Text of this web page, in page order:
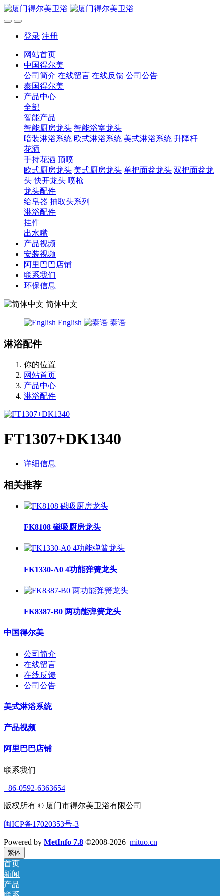
登录 注册
网站首页
中国得尔美
公司简介 在线留言 在线反馈 公司公告
泰国得尔美
产品中心
全部
智能产品
智能厨房龙头 智能浴室龙头
暗装淋浴系统 欧式淋浴系统 美式淋浴系统 升降杆
花洒
手持花洒 顶喷
欧式厨房龙头 美式厨房龙头 单把面盆龙头 双把面盆龙
头 快开龙头 喷枪
龙头配件
给皂器 抽取头系列
淋浴配件
挂件
出水嘴
产品视频
安装视频
阿里巴巴店铺
联系我们
环保信息
简体中文
English 泰语
淋浴配件
你的位置
网站首页
产品中心
淋浴配件
FT1307+DK1340
详细信息
相关推荐
FK8108 磁吸厨房龙头
FK1330-A0 4功能弹簧龙头
FK8387-B0 两功能弹簧龙头
中国得尔美
公司简介
在线留言
在线反馈
公司公告
美式淋浴系统
产品视频
阿里巴巴店铺
联系我们
+86-0592-6363654
版权所有 © 厦门市得尔美卫浴有限公司
闽ICP备17020353号-3
Powered by MetInfo 7.8 ©2008-2026 mituo.cn
繁体
首页
新闻
产品